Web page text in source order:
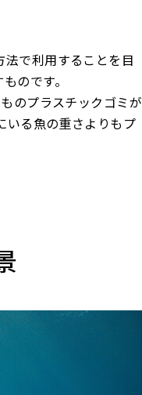
で利用することを目
のです。
のプラスチックゴミが
いる魚の重さよりもプ